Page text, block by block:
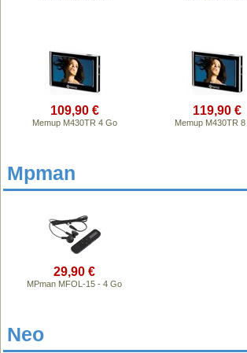
109,90 €
Memup M430TR 4 Go
119,90 €
Memup M430TR 8
Mpman
29,90 €
MPman MFOL-15 - 4 Go
Neo